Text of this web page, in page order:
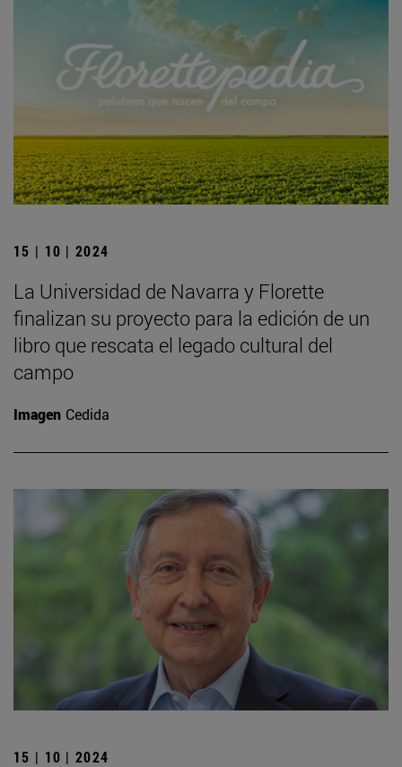
15 | 10 | 2024
La Universidad de Navarra y Florette
finalizan su proyecto para la edición de un
libro que rescata el legado cultural del
campo
Imagen Cedida
15 | 10 | 2024